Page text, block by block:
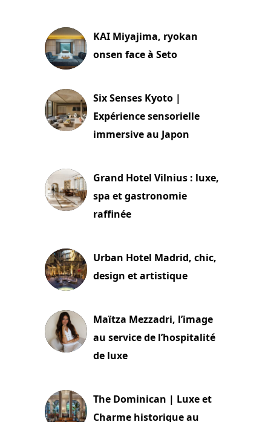
KAI Miyajima, ryokan
onsen face à Seto
Six Senses Kyoto |
Expérience sensorielle
immersive au Japon
Grand Hotel Vilnius : luxe,
spa et gastronomie
raffinée
Urban Hotel Madrid, chic,
design et artistique
Maïtza Mezzadri, l’image
au service de l’hospitalité
de luxe
The Dominican | Luxe et
Charme historique au